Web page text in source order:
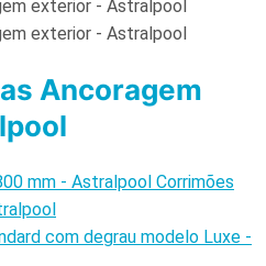
Ancoragem
Corrimões